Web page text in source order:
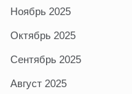
Ноябрь 2025
Октябрь 2025
Сентябрь 2025
Август 2025